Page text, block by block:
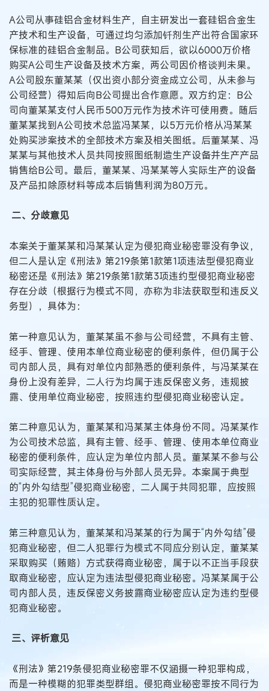
A公司从事硅铝合金材料生产，自主研发出一套硅铝合金生
产技术和生产设备，可通过均匀添加钎剂生产出符合国家环
保标准的硅铝合金制品。B公司获知后，欲以6000万价格
购买A公司生产设备及技术方案，两公司因价格谈判未果。
A公司股东董某某（仅出资小部分资金成立公司，从未参与
公司经营）得知后向B公司提出合作意愿。双方约定：B公
司向董某某支付人民币500万元作为技术许可使用费。随后
董某某找到A公司技术总监冯某某，以5万元价格从冯某某
处购买涉案技术的全部技术方案及相关图纸。后董某某、冯
某某与其他技术人员共同按照图纸制造生产设备并生产产品
销售给B公司。最后，董某某、冯某某等人实际生产的设备
及产品扣除原材料等成本后销售利润为80万元。
二、分歧意见
本案关于董某某和冯某某认定为侵犯商业秘密罪没有争议，
但二人是认定《刑法》第219条第1款第1项违法型侵犯商业
秘密还是《刑法》第219条第1款第3项违约型侵犯商业秘密
存在分歧（根据行为模式不同，亦称为非法获取型和违反义
务型），具体为：
第一种意见认为，董某某虽不参与公司经营，不具有主管、
经手、管理、使用本单位商业秘密的便利条件，但仍属于公
司内部人员，具有对单位内部熟悉的便利条件，与冯某某在
身份上没有差异，二人行为均属于违反保密义务，违规披
露、使用单位商业秘密，按照违约型侵犯商业秘密认定。
第二种意见认为，董某某和冯某某主体身份不同。冯某某作
为公司技术总监，具有主管、经手、管理、使用本单位商业
秘密的便利条件，应认定为单位内部人员。董某某不参与公
司实际经营，其主体身份与外部人员无异。本案属于典型
的“内外勾结型”侵犯商业秘密，二人属于共同犯罪，应按照
主犯的犯罪性质认定。
第三种意见认为，董某某和冯某某的行为属于“内外勾结”侵
犯商业秘密，但二人犯罪行为模式不同应分别认定，董某某
采取购买（贿赂）方式获得商业秘密，属于以不正当手段获
取商业秘密，应认定为违法型侵犯商业秘密。冯某某属于公
司内部人员，违反保密义务披露商业秘密应认定为违约型侵
犯商业秘密。
三、评析意见
《刑法》第219条侵犯商业秘密罪不仅涵摄一种犯罪构成，
而是一种模糊的犯罪类型群组。侵犯商业秘密罪按不同行为